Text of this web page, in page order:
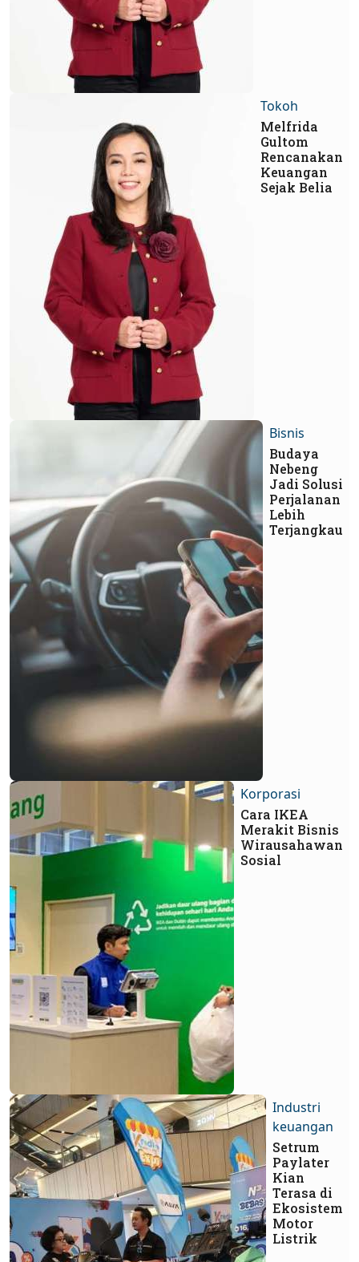
Tokoh
Melfrida
Gultom
Rencanakan
Keuangan
Sejak Belia
Bisnis
Budaya
Nebeng
Jadi Solusi
Perjalanan
Lebih
Terjangkau
Korporasi
Cara IKEA
Merakit Bisnis
Wirausahawan
Sosial
Industri
keuangan
Setrum
Paylater
Kian
Terasa di
Ekosistem
Motor
Listrik